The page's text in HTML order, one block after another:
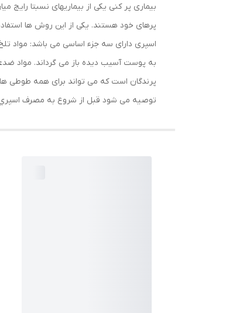
بیماری پر کنی یکی از بیماریهای نسبتا
پرهای خود هستند. یکی از این روش ها
اسپری دارای سه جزء اساسی می باشد: مواد تلخ
به پوست آسیب دیده باز می گرداند. مواد
پرندگان است که می تواند برای همه طوطی
توصیه می شود قبل از شروع به مصرف